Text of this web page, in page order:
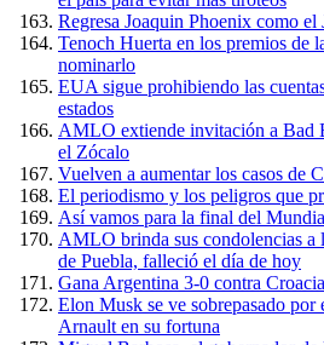
Regresa Joaquin Phoenix como el
Tenoch Huerta en los premios de
nominarlo
EUA sigue prohibiendo las
estados
AMLO extiende invitación a Bad
el Zócalo
Vuelven a aumentar los casos de
El periodismo y los peligros que
Así vamos para la final del
AMLO brinda sus condolencias a
de Puebla, falleció el día de hoy
Gana Argentina 3-0 contra Croacia
Elon Musk se ve sobrepasado por
Arnault en su fortuna